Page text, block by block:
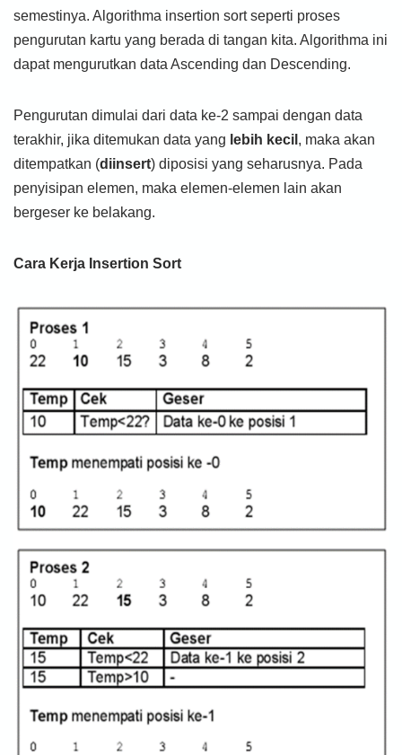
semestinya. Algorithma insertion sort seperti proses
pengurutan kartu yang berada di tangan kita. Algorithma ini
dapat mengurutkan data Ascending dan Descending.
Pengurutan dimulai dari data ke-2 sampai dengan data
terakhir, jika ditemukan data yang lebih kecil , maka akan
ditempatkan (diinsert) diposisi yang seharusnya. Pada
penyisipan elemen, maka elemen-elemen lain akan
bergeser ke belakang.
Cara Kerja Insertion Sort